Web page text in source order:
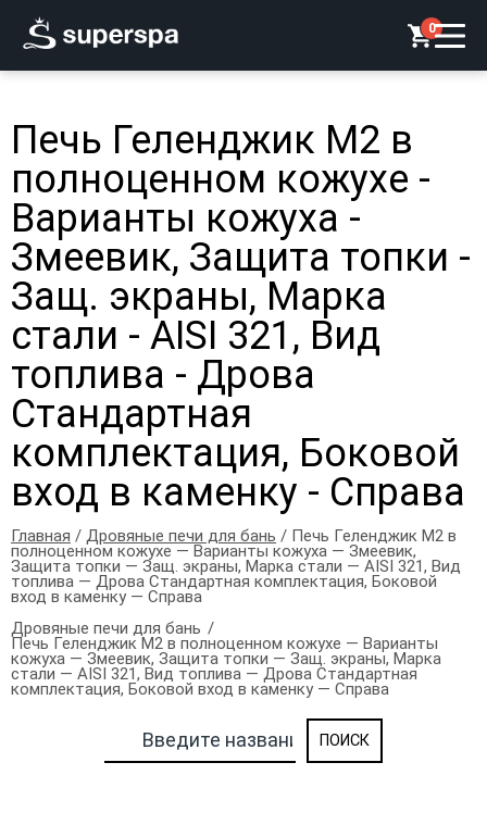
0
Печь Геленджик М2 в
полноценном кожухе -
Варианты кожуха -
Змеевик, Защита топки -
Защ. экраны, Марка
стали - AISI 321, Вид
топлива - Дрова
Стандартная
комплектация, Боковой
вход в каменку - Справа
Главная / Дровяные печи для бань / Печь Геленджик М2 в
полноценном кожухе — Варианты кожуха — Змеевик,
Защита топки — Защ. экраны, Марка стали — AISI 321, Вид
топлива — Дрова Стандартная комплектация, Боковой
вход в каменку — Справа
Дровяные печи для бань
Печь Геленджик М2 в полноценном кожухе — Варианты
кожуха — Змеевик, Защита топки — Защ. экраны, Марка
стали — AISI 321, Вид топлива — Дрова Стандартная
комплектация, Боковой вход в каменку — Справа